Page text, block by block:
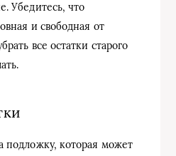
Убедитесь, что
и свободная от
все остатки старого
подложку, которая может